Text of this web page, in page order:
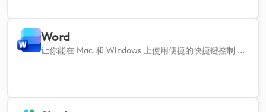
Word
让你能在 Mac 和 Windows 上使用便捷的快捷键控制 Microsoft Word 中的基本编辑、格式化和导航任务。使用这些关键命令，轻松创建、格式化、审阅和管理文档，让你的工作保持快速、专注，并完全由你掌控。